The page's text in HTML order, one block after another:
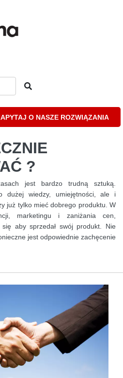
O NASZE ROZWIĄZANIA
?
jest bardzo trudną sztuką.
dużej wiedzy, umiejętności, ale i
już tylko mieć dobrego produktu. W
marketingu i zaniżania cen,
aby sprzedał swój produkt. Nie
jest odpowiednie zachęcenie